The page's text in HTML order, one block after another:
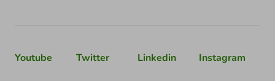
Youtube Twitter Linkedin Instagram